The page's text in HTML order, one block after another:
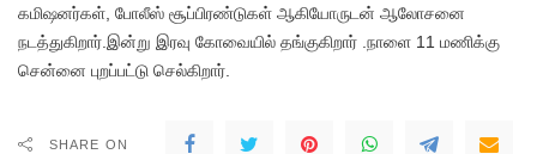
கமிஷனர்கள், போலீஸ் சூப்பிரண்டுகள் ஆகியோருடன் ஆலோசனை
நடத்துகிறார்.இன்று இரவு கோவையில் தங்குகிறார் .நாளை 11 மணிக்கு
சென்னை புறப்பட்டு செல்கிறார்.
SHARE ON